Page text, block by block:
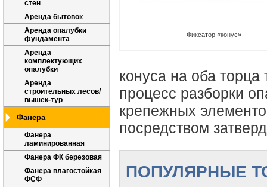
стен
Аренда бытовок
Аренда опалубки
фундамента
Аренда
комплектующих
опалубки
Аренда
строительных лесов/
вышек-тур
Фанера
Фанера
ламинированная
Фанера ФК березовая
Фанера влагостойкая
ФСФ
Фиксатор «конус»
конуса на оба
процесс разборки
крепежных
посредством
ПОПУЛЯРНЫЕ